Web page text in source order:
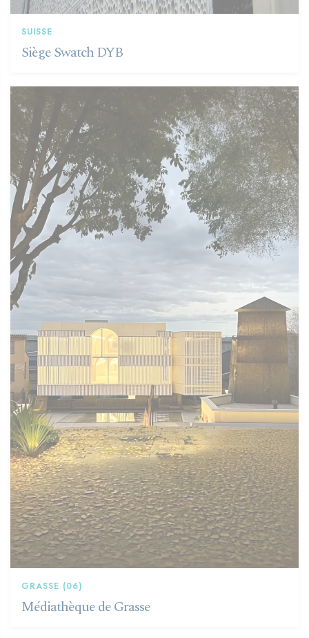
SUISSE
Siège Swatch DYB
GRASSE (06)
Médiathèque de Grasse